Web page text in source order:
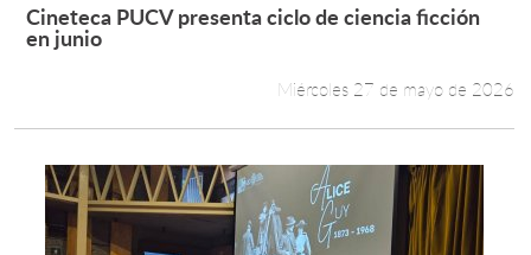
Leer más +
Cineteca PUCV presenta ciclo de ciencia ficción
en junio
Miércoles 27 de mayo de 2026